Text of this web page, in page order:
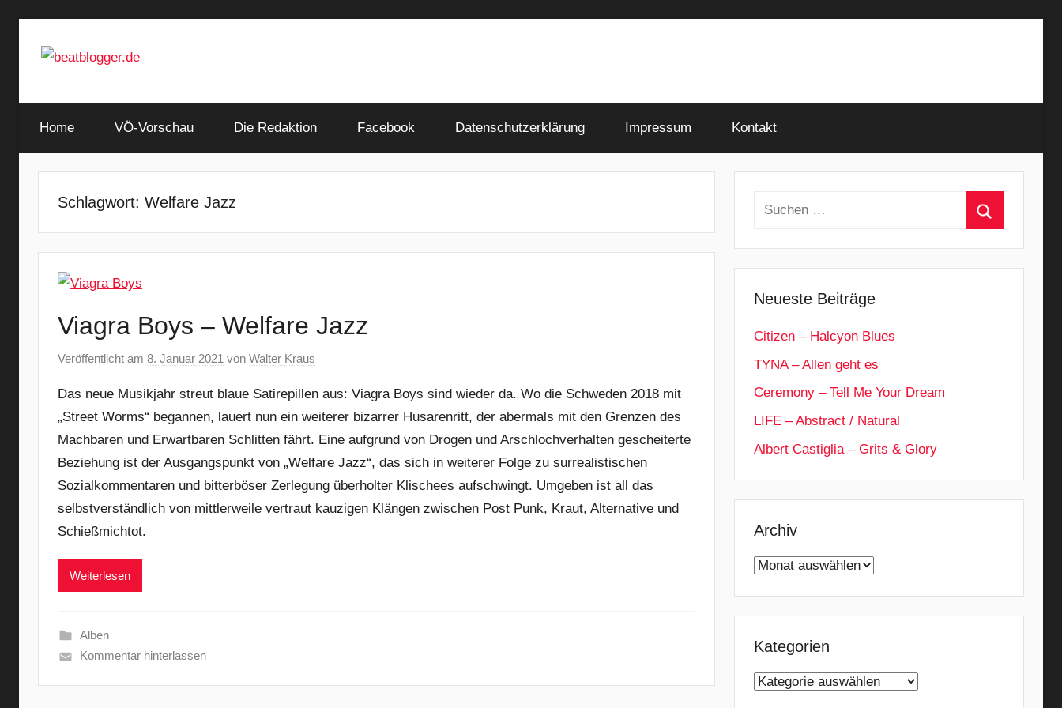
Inhalt
beatblogger.de
and
the
Home VÖ-Vorschau Die Redaktion Facebook Datenschutzerklärung Impressum Kontakt
Schlagwort: Welfare Jazz
Viagra Boys – Welfare Jazz
Veröffentlicht am 8. Januar 2021 von Walter Kraus
Das neue Musikjahr streut blaue Satirepillen aus: Viagra Boys sind wieder da. Wo die Schweden 2018 mit
„Street Worms“ begannen, lauert nun ein weiterer bizarrer Husarenritt, der abermals mit den Grenzen des
Machbaren und Erwartbaren Schlitten fährt. Eine aufgrund von Drogen und Arschlochverhalten gescheiterte
Beziehung ist der Ausgangspunkt von „Welfare Jazz“, das sich in weiterer Folge zu surrealistischen
Sozialkommentaren und bitterböser Zerlegung überholter Klischees aufschwingt. Umgeben ist all das
selbstverständlich von mittlerweile vertraut kauzigen Klängen zwischen Post Punk, Kraut, Alternative und
Schießmichtot.
Weiterlesen
Alben
Kommentar hinterlassen
Suchen
Neueste Beiträge
Citizen – Halcyon Blues
TYNA – Allen geht es
Ceremony – Tell Me Your Dream
LIFE – Abstract / Natural
Albert Castiglia – Grits & Glory
Archiv
Archiv
Kategorien
Kategorien